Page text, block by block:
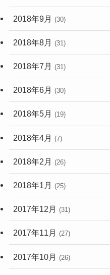
2018年9月 (30)
2018年8月 (31)
2018年7月 (31)
2018年6月 (30)
2018年5月 (19)
2018年4月 (7)
2018年2月 (26)
2018年1月 (25)
2017年12月 (31)
2017年11月 (27)
2017年10月 (26)